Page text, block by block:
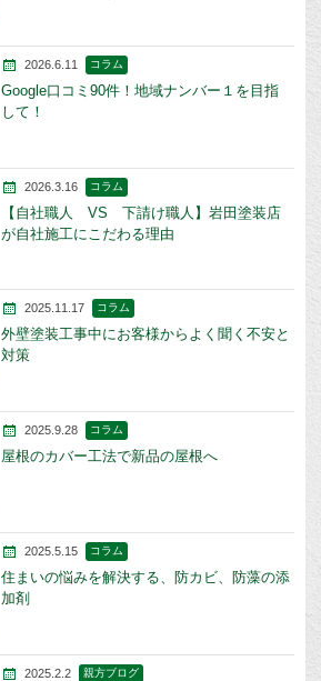
2026.6.11 コラム
Google口コミ90件！地域ナンバー１を目指
して！
2026.3.16 コラム
【自社職人 VS 下請け職人】岩田塗装店
が自社施工にこだわる理由
2025.11.17 コラム
外壁塗装工事中にお客様からよく聞く不安と
対策
2025.9.28 コラム
屋根のカバー工法で新品の屋根へ
2025.5.15 コラム
住まいの悩みを解決する、防カビ、防藻の添
加剤
2025.2.2 親方ブログ